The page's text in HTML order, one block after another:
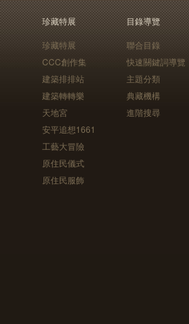
珍藏特展
珍藏特展
CCC創作集
建築排排站
建築轉轉樂
天地宮
安平追想1661
工藝大冒險
原住民儀式
原住民服飾
目錄導覽
聯合目錄
快速關鍵詞導覽
主題分類
典藏機構
進階搜尋